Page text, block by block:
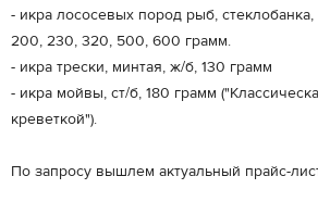
- икра лососевых пород рыб,
200, 230, 320, 500, 600 грамм.
- икра трески, минтая, ж/б, 130 грамм
- икра мойвы, ст/б, 180 грамм
креветкой").
По запросу вышлем актуальный прайс-